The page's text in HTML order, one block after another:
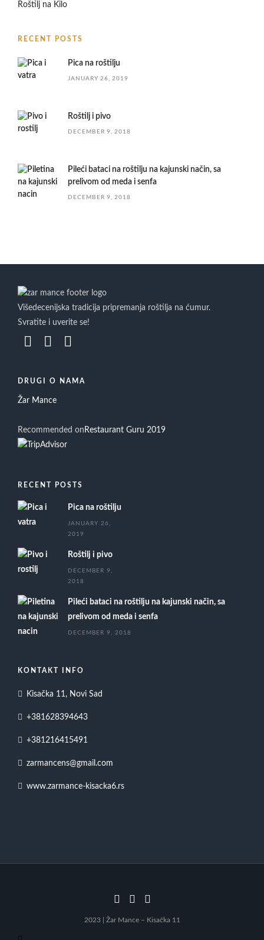
Roštilj na Kilo
RECENT POSTS
Pica na roštilju
JANUARY 26, 2019
Roštilj i pivo
DECEMBER 9, 2018
Pileći bataci na roštilju na kajunski način, sa
prelivom od meda i senfa
DECEMBER 9, 2018
Višedecenijska tradicija pripremanja roštilja na ćumur.
Svratite i uverite se!
DRUGI O NAMA
Žar Mance
Recommended on Restaurant Guru 2019
RECENT POSTS
Pica na roštilju
JANUARY 26,
2019
Roštilj i pivo
DECEMBER 9,
2018
Pileći bataci na roštilju na kajunski način, sa
prelivom od meda i senfa
DECEMBER 9, 2018
KONTAKT INFO
Kisačka 11, Novi Sad
+381628394643
+381216415491
zarmancens@gmail.com
www.zarmance-kisacka6.rs
2023 | Žar Mance – Kisačka 11